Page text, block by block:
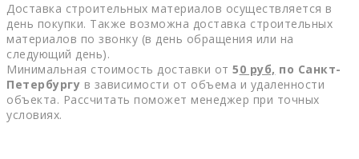
Доставка строительных материалов осуществляется в
день покупки. Также возможна доставка строительных
материалов по звонку (в день обращения или на
следующий день).
Минимальная стоимость доставки от 50 руб, по Санкт-
Петербургу в зависимости от объема и удаленности
объекта. Рассчитать поможет менеджер при точных
условиях.